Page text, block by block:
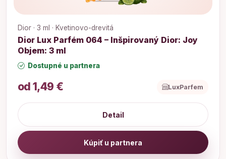
Dior · 3 ml · Kvetinovo-drevitá
Dior Lux Parfém 064 – Inšpirovaný Dior: Joy
Objem: 3 ml
Dostupné u partnera
od 1,49 € LuxParfem
Detail
Kúpiť u partnera